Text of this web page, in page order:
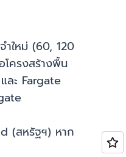
ำใหม่ (60, 120
ครงสร้างพื้น
ละ Fargate
(สหรัฐฯ) หาก